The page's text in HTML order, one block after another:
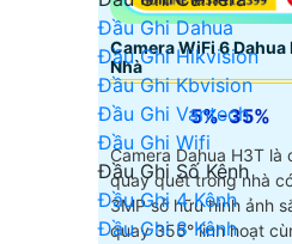
Đầu Ghi Dahua
Đầu Ghi Hikvision
Đầu Ghi Kbvision
Đầu Ghi Vantech
Đầu Ghi Wifi
Đầu Ghi Số Kênh
Đầu Ghi 4 Kênh
Đầu Ghi 8 Kênh
Camera WiFi 6 Dahua
Nhà
5%-35%
Camera Dahua H3T là
quay quét trong nhà
3MP sở hữu hình ảnh
quay 355° linh hoạt